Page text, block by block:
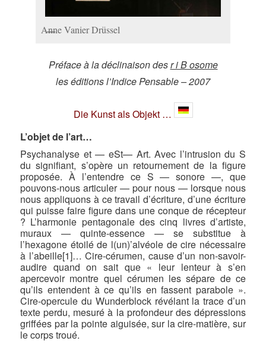
Anne Vanier Drüssel
Préface à la déclinaison desr i B osome
les éditions l’Indice Pensable – 2007
Die Kunst als Objekt …
L’objet de l’art…
Psychanalyse et — eSt— Art. Avec l’intrusion du S
du signifiant, s’opère un retournement de la figure
proposée. À l’entendre ce S — sonore —, que
pouvons-nous articuler — pour nous — lorsque nous
nous appliquons à ce travail d’écriture, d’une écriture
qui puisse faire figure dans une conque de récepteur
? L’harmonie pentagonale des cinq livres d’artiste,
muraux — quinte-essence — se substitue à
l’hexagone étoilé de l(un)’alvéole de cire nécessaire
à l’abeille[1]… Cire-cérumen, cause d’un non-savoir-
audire quand on sait que « leur lenteur à s’en
apercevoir montre quel cérumen les sépare de ce
qu’ils entendent à ce qu’ils en fassent parabole ».
Cire-opercule du Wunderblock révélant la trace d’un
texte perdu, mesuré à la profondeur des dépressions
griffées par la pointe aiguisée, sur la cire-matière, sur
le corps troué.